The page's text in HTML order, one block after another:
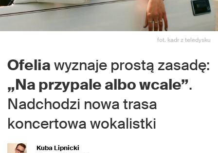
fot. kadr z teledysku
Ofelia wyznaje prostą zasadę:
„Na przypale albo wcale”.
Nadchodzi nowa trasa
koncertowa wokalistki
Kuba Lipnicki